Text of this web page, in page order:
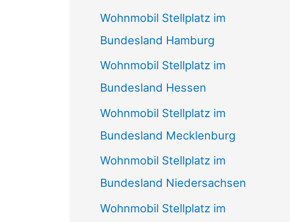
Wohnmobil Stellplatz im
Bundesland Hamburg
Wohnmobil Stellplatz im
Bundesland Hessen
Wohnmobil Stellplatz im
Bundesland Mecklenburg
Wohnmobil Stellplatz im
Bundesland Niedersachsen
Wohnmobil Stellplatz im